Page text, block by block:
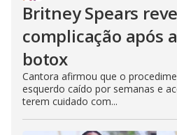
Britney Spears
complicação após
botox
Cantora afirmou que o
esquerdo caído por semanas e
terem cuidado com...